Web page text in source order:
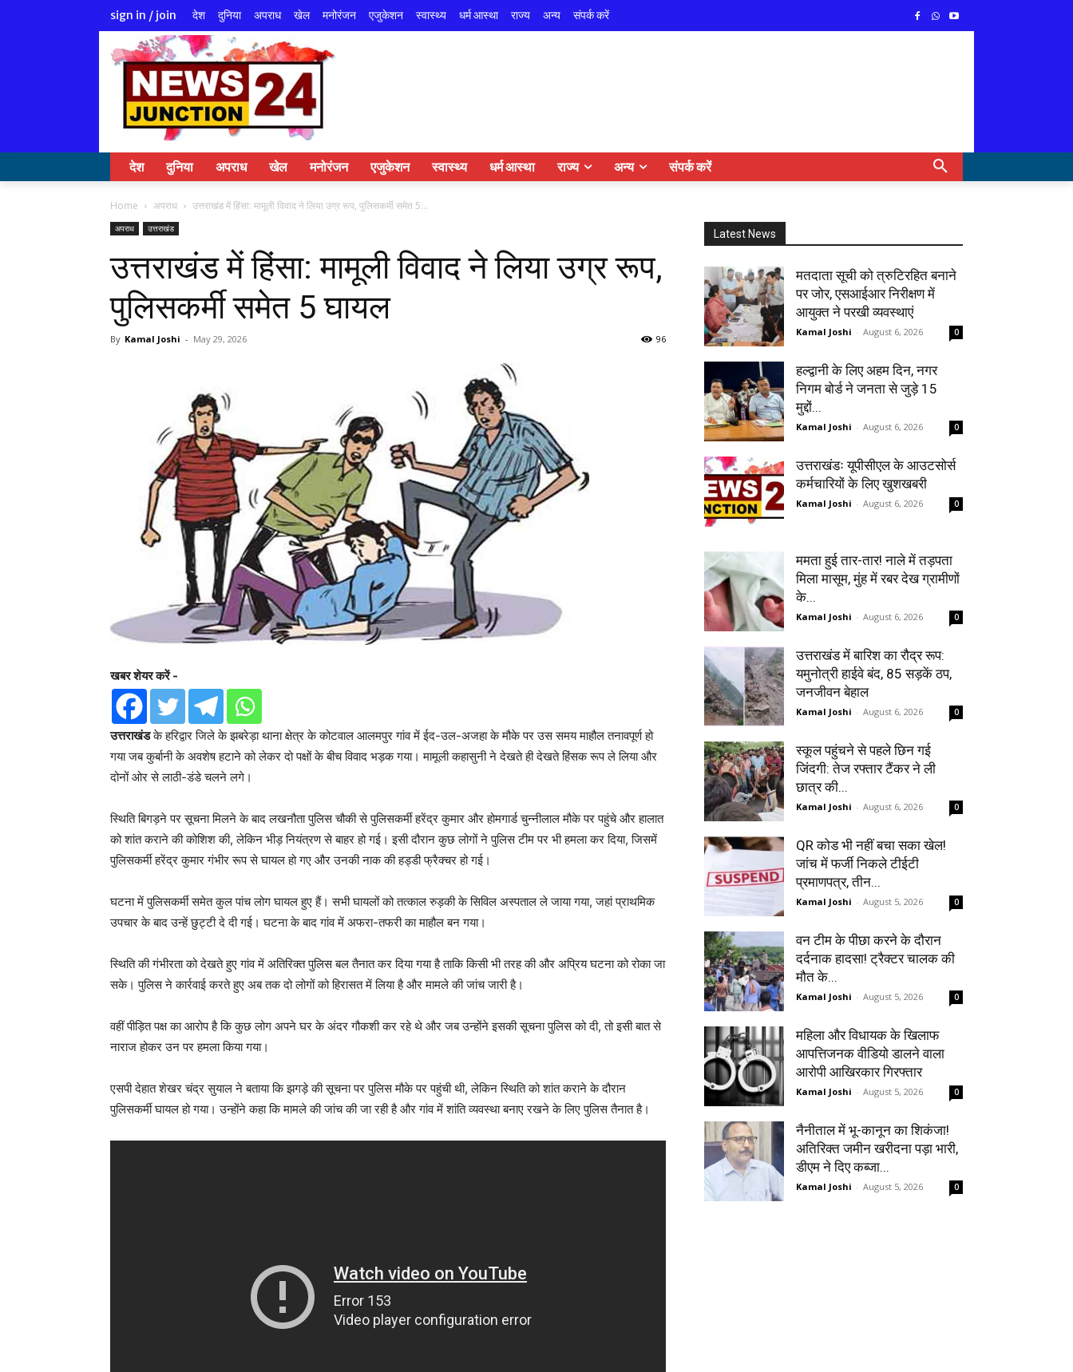
sign in / join देश दुनिया अपराध खेल मनोरंजन एजुकेशन स्वास्थ्य धर्म आस्था राज्य अन्य संपर्क करें
देश दुनिया अपराध खेल मनोरंजन एजुकेशन स्वास्थ्य धर्म आस्था राज्य अन्य संपर्क करें
Home अपराध उत्तराखंड में हिंसा: मामूली विवाद ने लिया उग्र रूप, पुलिसकर्मी समेत 5...
अपराध उत्तराखंड
उत्तराखंड में हिंसा: मामूली विवाद ने लिया उग्र रूप,
पुलिसकर्मी समेत 5 घायल
By Kamal Joshi - May 29, 2026 96
खबर शेयर करें -
उत्तराखंडके हरिद्वार जिले के झबरेड़ा थाना क्षेत्र के कोटवाल आलमपुर गांव में ईद-उल-अजहा के मौके पर उस समय माहौल तनावपूर्ण हो
गया जब कुर्बानी के अवशेष हटाने को लेकर दो पक्षों के बीच विवाद भड़क गया। मामूली कहासुनी ने देखते ही देखते हिंसक रूप ले लिया और
दोनों ओर से लाठी-डंडे चलने लगे।
स्थिति बिगड़ने पर सूचना मिलने के बाद लखनौता पुलिस चौकी से पुलिसकर्मी हरेंद्र कुमार और होमगार्ड चुन्नीलाल मौके पर पहुंचे और हालात
को शांत कराने की कोशिश की, लेकिन भीड़ नियंत्रण से बाहर हो गई। इसी दौरान कुछ लोगों ने पुलिस टीम पर भी हमला कर दिया, जिसमें
पुलिसकर्मी हरेंद्र कुमार गंभीर रूप से घायल हो गए और उनकी नाक की हड्डी फ्रैक्चर हो गई।
घटना में पुलिसकर्मी समेत कुल पांच लोग घायल हुए हैं। सभी घायलों को तत्काल रुड़की के सिविल अस्पताल ले जाया गया, जहां प्राथमिक
उपचार के बाद उन्हें छुट्टी दे दी गई। घटना के बाद गांव में अफरा-तफरी का माहौल बन गया।
स्थिति की गंभीरता को देखते हुए गांव में अतिरिक्त पुलिस बल तैनात कर दिया गया है ताकि किसी भी तरह की और अप्रिय घटना को रोका जा
सके। पुलिस ने कार्रवाई करते हुए अब तक दो लोगों को हिरासत में लिया है और मामले की जांच जारी है।
वहीं पीड़ित पक्ष का आरोप है कि कुछ लोग अपने घर के अंदर गौकशी कर रहे थे और जब उन्होंने इसकी सूचना पुलिस को दी, तो इसी बात से
नाराज होकर उन पर हमला किया गया।
एसपी देहात शेखर चंद्र सुयाल ने बताया कि झगड़े की सूचना पर पुलिस मौके पर पहुंची थी, लेकिन स्थिति को शांत कराने के दौरान
पुलिसकर्मी घायल हो गया। उन्होंने कहा कि मामले की जांच की जा रही है और गांव में शांति व्यवस्था बनाए रखने के लिए पुलिस तैनात है।
Latest News
मतदाता सूची को त्रुटिरहित बनाने
पर जोर, एसआईआर निरीक्षण में
आयुक्त ने परखी व्यवस्थाएं
Kamal Joshi - August 6, 2026 0
हल्द्वानी के लिए अहम दिन, नगर
निगम बोर्ड ने जनता से जुड़े 15
मुद्दों...
Kamal Joshi - August 6, 2026 0
उत्तराखंडः यूपीसीएल के आउटसोर्स
कर्मचारियों के लिए खुशखबरी
Kamal Joshi - August 6, 2026 0
ममता हुई तार-तार! नाले में तड़पता
मिला मासूम, मुंह में रबर देख ग्रामीणों
के...
Kamal Joshi - August 6, 2026 0
उत्तराखंड में बारिश का रौद्र रूप:
यमुनोत्री हाईवे बंद, 85 सड़कें ठप,
जनजीवन बेहाल
Kamal Joshi - August 6, 2026 0
स्कूल पहुंचने से पहले छिन गई
जिंदगी: तेज रफ्तार टैंकर ने ली
छात्र की...
Kamal Joshi - August 6, 2026 0
QR कोड भी नहीं बचा सका खेल!
जांच में फर्जी निकले टीईटी
प्रमाणपत्र, तीन...
Kamal Joshi - August 5, 2026 0
वन टीम के पीछा करने के दौरान
दर्दनाक हादसा! ट्रैक्टर चालक की
मौत के...
Kamal Joshi - August 5, 2026 0
महिला और विधायक के खिलाफ
आपत्तिजनक वीडियो डालने वाला
आरोपी आखिरकार गिरफ्तार
Kamal Joshi - August 5, 2026 0
नैनीताल में भू-कानून का शिकंजा!
अतिरिक्त जमीन खरीदना पड़ा भारी,
डीएम ने दिए कब्जा...
Kamal Joshi - August 5, 2026 0